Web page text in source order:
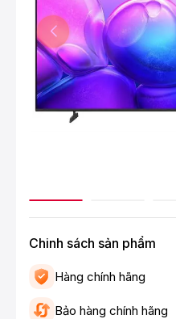
Chinh sách sản phẩm
Hàng chính hãng
Bảo hàng chính hãng